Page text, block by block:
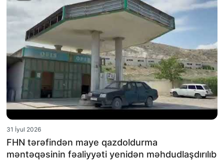
31 İyul 2026
FHN tərəfindən maye qazdoldurma
məntəqəsinin fəaliyyəti yenidən məhdudlaşdırılıb